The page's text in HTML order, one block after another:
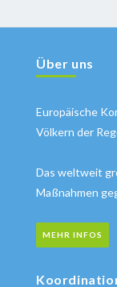
Über uns
Europäische
Völkern der
Das weltweit
Maßnahmen
MEHR INFOS